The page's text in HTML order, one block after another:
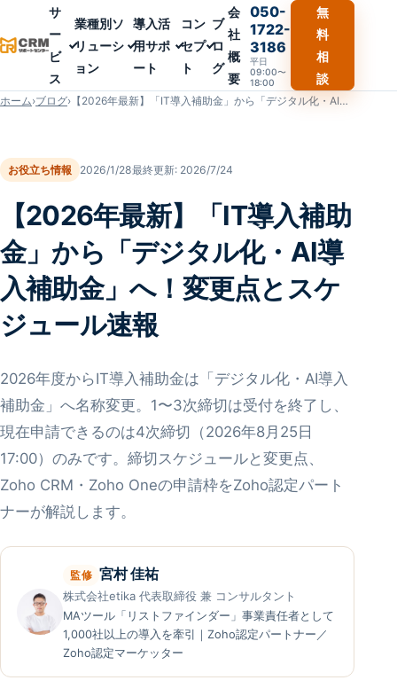
サ
ー
ビ
ス
業種別ソ
リューシ
ョン
導入活
用サポ
ート
コン
セプ
ト
ブ
ロ
グ
会
社
概
要
050-
1722-
3186
平日
09:00〜
18:00
無
料
相
談
ホーム›ブログ› 【2026年最新】「IT導入補助金」から「デジタル化・AI導入補助金」へ！変更点とスケジュール速報
お役立ち情報 2026/1/28最終更新: 2026/7/24
【2026年最新】「IT導入補助
金」から「デジタル化・AI導
入補助金」へ！変更点とスケ
ジュール速報
2026年度からIT導入補助金は「デジタル化・AI導入
補助金」へ名称変更。1〜3次締切は受付を終了し、
現在申請できるのは4次締切（2026年8月25日
17:00）のみです。締切スケジュールと変更点、
Zoho CRM・Zoho Oneの申請枠をZoho認定パート
ナーが解説します。
監修 宮村 佳祐
株式会社etika 代表取締役 兼 コンサルタント
MAツール「リストファインダー」事業責任者として
1,000社以上の導入を牽引｜Zoho認定パートナー／
Zoho認定マーケッター